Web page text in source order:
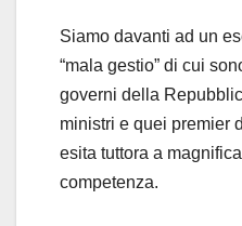
Siamo davanti ad un
“mala gestio” di cui
governi della
ministri e quei premier
esita tuttora a
competenza.